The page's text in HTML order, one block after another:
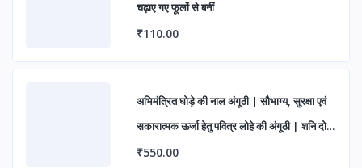
चढ़ाए गए फूलों से बनीं
₹110.00
अभिमंत्रित घोड़े की नाल अंगूठी | सौभाग्य, सुरक्षा एवं
सकारात्मक ऊर्जा हेतु पवित्र लोहे की अंगूठी | शनि दोष
निवारण एवं शुभ लाभ के लिए आध्यात्मिक रिंग
₹550.00